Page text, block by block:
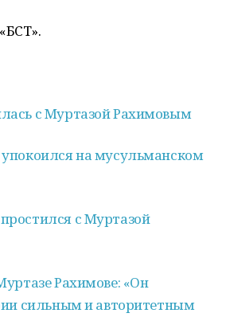
с Муртазой Рахимовым
на мусульманском
с Муртазой
Рахимове: «Он
сильным и авторитетным